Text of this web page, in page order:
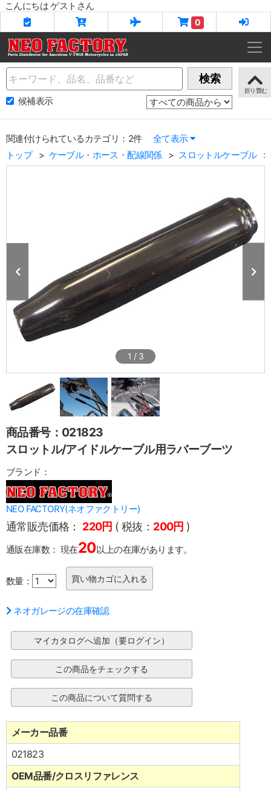
こんにちは ゲストさん
0
Name 検索
候補表示
関連付けられているカテゴリ：2件
全て表示
トップ
ケーブル・ホース・配線関係 スロットルケーブル
1 / 3
商品番号：021823
スロットル/アイドルケーブル用ラバーブーツ
ブランド：
NEO FACTORY(ネオファクトリー)
通常販売価格： 220円 ( 税抜： 200円 )
通販在庫数： 現在20以上の在庫があります。
数量：
ネオガレージの在庫確認
メーカー品番
021823
OEM品番/クロスリファレンス